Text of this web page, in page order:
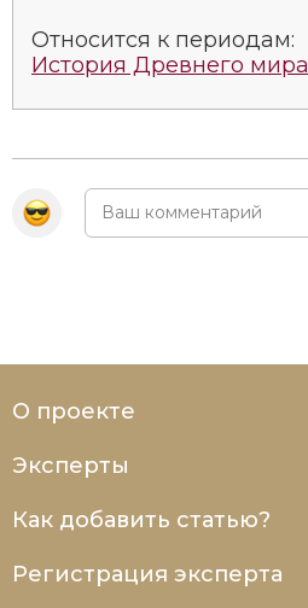
Относится к периодам:
История Древнего мира
О проекте
Эксперты
Как добавить статью?
Регистрация эксперта